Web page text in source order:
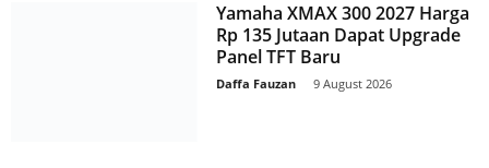
Yamaha XMAX 300 2027 Harga
Rp 135 Jutaan Dapat Upgrade
Panel TFT Baru
Daffa Fauzan 9 August 2026